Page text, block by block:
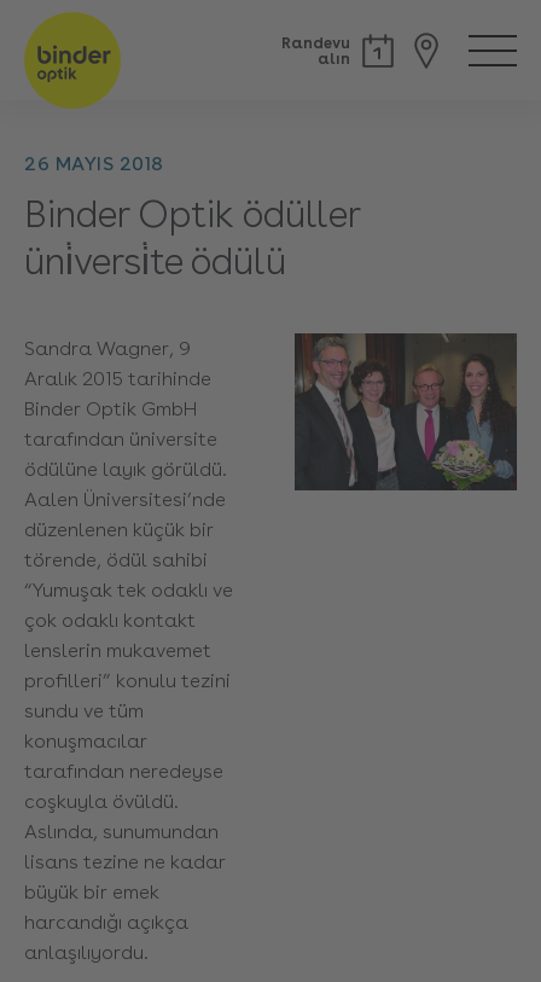
Randevu
alın
26 MAYIS 2018
Binder Optik ödüller
üni̇versi̇te ödülü
Sandra Wagner, 9
Aralık 2015 tarihinde
Binder Optik GmbH
tarafından üniversite
ödülüne layık görüldü.
Aalen Üniversitesi’nde
düzenlenen küçük bir
törende, ödül sahibi
“Yumuşak tek odaklı ve
çok odaklı kontakt
lenslerin mukavemet
profilleri” konulu tezini
sundu ve tüm
konuşmacılar
tarafından neredeyse
coşkuyla övüldü.
Aslında, sunumundan
lisans tezine ne kadar
büyük bir emek
harcandığı açıkça
anlaşılıyordu.